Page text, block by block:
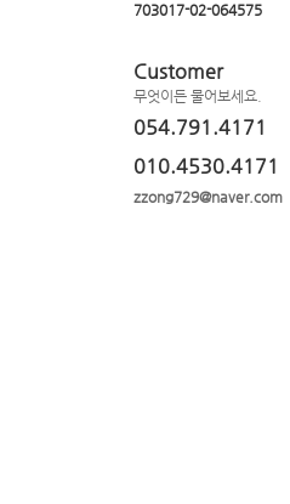
703017-02-064575
Customer
무엇이든 물어보세요.
054.791.4171
010.4530.4171
zzong729@naver.com